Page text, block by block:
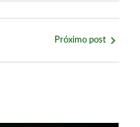
Próximo post